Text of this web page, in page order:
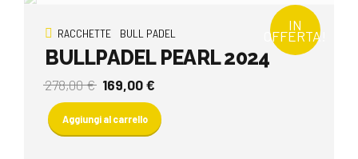
IN
OFFERTA!
RACCHETTE BULL PADEL
BULLPADEL PEARL 2024
278,00€ Il
prezzo
originale
era:
169,00€
attuale
è:
Aggiungi al carrello